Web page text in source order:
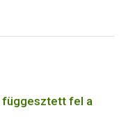
fel a